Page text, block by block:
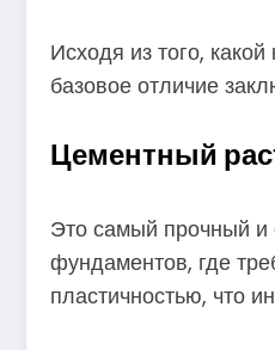
Исходя из того,
базовое отличие
Цементный
Это самый прочный и
фундаментов, где
пластичностью, что